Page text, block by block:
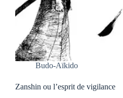
Budo-Aïkido
Zanshin ou l’esprit de vigilance